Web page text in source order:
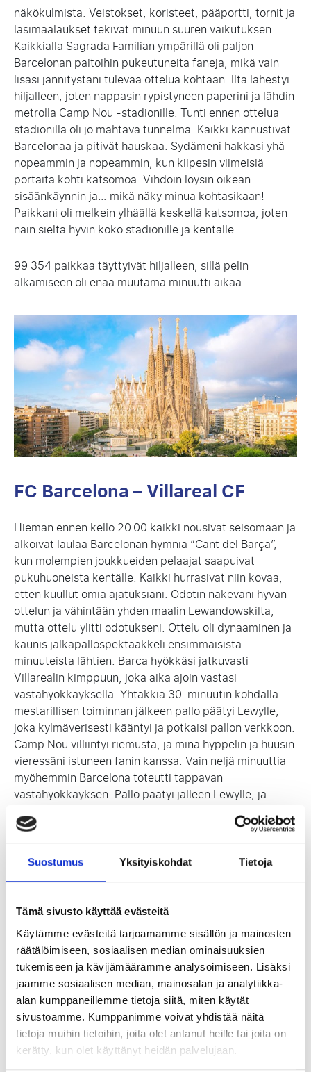
Suostumus Yksityiskohdat Tietoja
Tämä sivusto käyttää evästeitä
Käytämme evästeitä tarjoamamme sisällön ja mainosten
räätälöimiseen, sosiaalisen median ominaisuuksien
tukemiseen ja kävijämäärämme analysoimiseen. Lisäksi
jaamme sosiaalisen median, mainosalan ja analytiikka-
alan kumppaneillemme tietoja siitä, miten käytät
sivustoamme. Kumppanimme voivat yhdistää näitä
tietoja muihin tietoihin, joita olet antanut heille tai joita on
kerätty, kun olet käyttänyt heidän palvelujaan.
näkökulmista. Veistokset, koristeet, pääportti, tornit ja
lasimaalaukset tekivät minuun suuren vaikutuksen.
Kaikkialla Sagrada Familian ympärillä oli paljon
Barcelonan paitoihin pukeutuneita faneja, mikä vain
lisäsi jännitystäni tulevaa ottelua kohtaan. Ilta lähestyi
hiljalleen, joten nappasin rypistyneen paperini ja lähdin
metrolla Camp Nou -stadionille. Tunti ennen ottelua
stadionilla oli jo mahtava tunnelma. Kaikki kannustivat
Barcelonaa ja pitivät hauskaa. Sydämeni hakkasi yhä
nopeammin ja nopeammin, kun kiipesin viimeisiä
portaita kohti katsomoa. Vihdoin löysin oikean
sisäänkäynnin ja… mikä näky minua kohtasikaan!
Paikkani oli melkein ylhäällä keskellä katsomoa, joten
näin sieltä hyvin koko stadionille ja kentälle.
99 354 paikkaa täyttyivät hiljalleen, sillä pelin
alkamiseen oli enää muutama minuutti aikaa.
FC Barcelona – Villareal CF
Hieman ennen kello 20.00 kaikki nousivat seisomaan ja
alkoivat laulaa Barcelonan hymniä ”Cant del Barça”,
kun molempien joukkueiden pelaajat saapuivat
pukuhuoneista kentälle. Kaikki hurrasivat niin kovaa,
etten kuullut omia ajatuksiani. Odotin näkeväni hyvän
ottelun ja vähintään yhden maalin Lewandowskilta,
mutta ottelu ylitti odotukseni. Ottelu oli dynaaminen ja
kaunis jalkapallospektaakkeli ensimmäisistä
minuuteista lähtien. Barca hyökkäsi jatkuvasti
Villarealin kimppuun, joka aika ajoin vastasi
vastahyökkäyksellä. Yhtäkkiä 30. minuutin kohdalla
mestarillisen toiminnan jälkeen pallo päätyi Lewylle,
joka kylmäverisesti kääntyi ja potkaisi pallon verkkoon.
Camp Nou villiintyi riemusta, ja minä hyppelin ja huusin
vieressäni istuneen fanin kanssa. Vain neljä minuuttia
myöhemmin Barcelona toteutti tappavan
vastahyökkäyksen. Pallo päätyi jälleen Lewylle, ja
puolalainen pelaaja päihitti vastustajan maalivahdin
kauniilla laukauksella rangaistusalueen ulkopuolelta.
En voinut uskoa sitä todeksi. Tilanne oli jo 2-0
Lewandowskin kahden maalin jälkeen. Unelmani
kävivät toteen. Toisella puoliajalla tilanne tasaantui,
onnistuivat tekemään vielä yhden maalin ja ottelu
päättyi 3-0. Tunteet nousivat pintaan ja olin hyvin
onnellinen, mutta kaipasin vain yhtä asiaa. Minulla ei
ollut vielä yhtään kuvaa tästä tapahtumasta. Kaipasin
puhelintani juuri nyt. Onneksi huomasin, että vieressäni
istui puolalaisia, joten aloitin keskustelun heidän
kanssaan ja pyysin heitä ottamaan minusta kuvan
puhelimellaan ja lähettämään sen minulle Facebookin
kautta. Upean illan jälkeen menin bussiasemalle ja
suuntasin takaisin Valenciaan.